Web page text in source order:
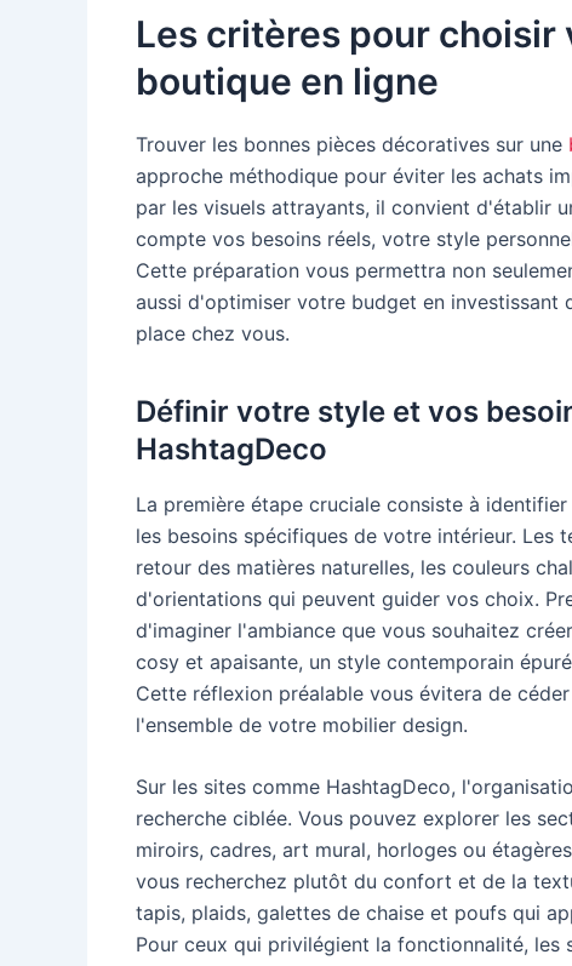
Les critères pour choisir
boutique en ligne
Trouver les bonnes pièces décoratives sur une
approche méthodique pour éviter les achats
par les visuels attrayants, il convient d'établir
compte vos besoins réels, votre style
Cette préparation vous permettra non
aussi d'optimiser votre budget en
place chez vous.
Définir votre style et vos
HashtagDeco
La première étape cruciale consiste à
les besoins spécifiques de votre intérieur.
retour des matières naturelles, les couleurs
d'orientations qui peuvent guider vos choix.
d'imaginer l'ambiance que vous souhaitez
cosy et apaisante, un style contemporain
Cette réflexion préalable vous évitera de
l'ensemble de votre mobilier design.
Sur les sites comme HashtagDeco,
recherche ciblée. Vous pouvez explorer les
miroirs, cadres, art mural, horloges ou
vous recherchez plutôt du confort et de la
tapis, plaids, galettes de chaise et poufs qui
Pour ceux qui privilégient la fonctionnalité,